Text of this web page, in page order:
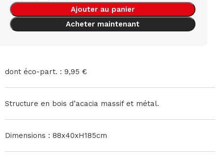
Ajouter au panier
Acheter maintenant
dont éco-part. : 9,95 €
Structure en bois d’acacia massif et métal.
Dimensions : 88x40xH185cm